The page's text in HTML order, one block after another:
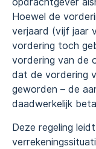
Hoewel de
verjaard (vijf jaar
vordering toch
vordering van de
dat de vordering
geworden – de
daadwerkelijk
Deze regeling